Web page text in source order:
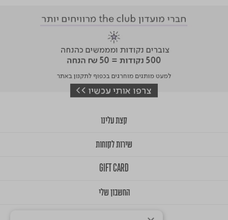
קצת עלינו
שירות לקוחות
GIFT CARD
החשבון שלי